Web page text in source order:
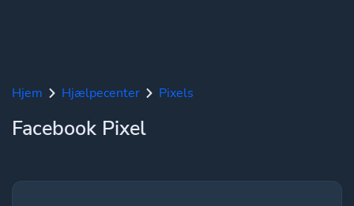
Hjem Hjælpecenter Pixels
Facebook Pixel